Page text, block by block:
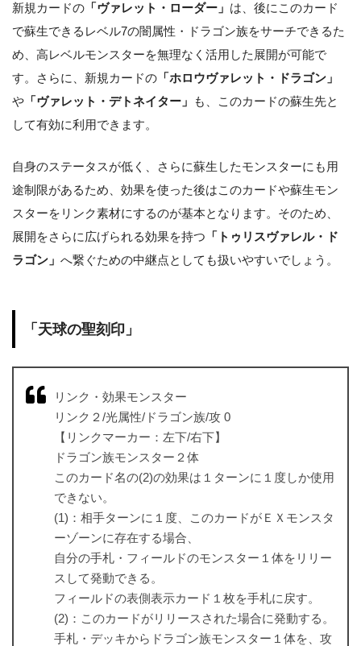
新規カードの 「ヴァレット・ローダー」 は、後にこのカード
で蘇生できるレベル7の闇属性・ドラゴン族をサーチできるた
め、高レベルモンスターを無理なく活用した展開が可能で
す。さらに、新規カードの 「ホロウヴァレット・ドラゴン」
や 「ヴァレット・デトネイター」
も、このカードの蘇生先と
して有効に利用できます。
自身のステータスが低く、さらに蘇生したモンスターにも用
途制限があるため、効果を使った後はこのカードや蘇生モン
スターをリンク素材にするのが基本となります。そのため、
展開をさらに広げられる効果を持つ 「トゥリスヴァレル・ド
ラゴン」 へ繋ぐための中継点としても扱いやすいでしょう。
「天球の聖刻印」
リンク・効果モンスター
リンク２/光属性/ドラゴン族/攻 0
【リンクマーカー：左下/右下】
ドラゴン族モンスター２体
このカード名の(2)の効果は１ターンに１度しか使用
できない。
(1)：相手ターンに１度、このカードがＥＸモンスタ
ーゾーンに存在する場合、
自分の手札・フィールドのモンスター１体をリリー
スして発動できる。
フィールドの表側表示カード１枚を手札に戻す。
(2)：このカードがリリースされた場合に発動する。
手札・デッキからドラゴン族モンスター１体を、攻